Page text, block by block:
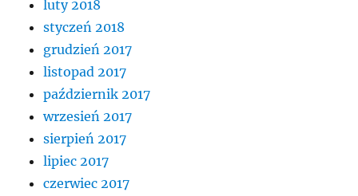
luty 2018
styczeń 2018
grudzień 2017
listopad 2017
październik 2017
wrzesień 2017
sierpień 2017
lipiec 2017
czerwiec 2017